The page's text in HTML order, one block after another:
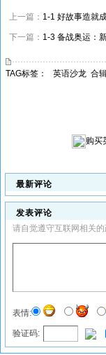
上一篇： 1-1 好故事造就
下一篇： 1-3 备战奥运：
TAG标签： 英语沙龙 合
购买
最新评论
发表评论
请自觉遵守互联网相关
表情:
验证码: